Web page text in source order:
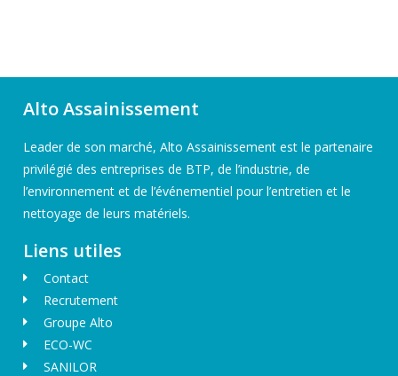
Alto Assainissement
Leader de son marché, Alto Assainissement est le partenaire
privilégié des entreprises de BTP, de l’industrie, de
l’environnement et de l’événementiel pour l’entretien et le
nettoyage de leurs matériels.
Liens utiles
Contact
Recrutement
Groupe Alto
ECO-WC
SANILOR